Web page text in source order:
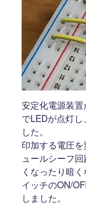
安定化電源装
でLEDが点灯
した。
印加する電圧
ュールシーフ
くなったり暗
イッチのON/
しました。